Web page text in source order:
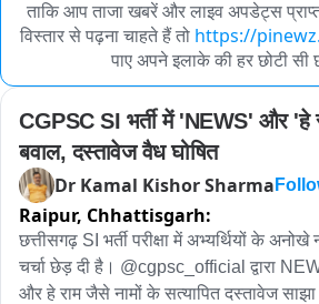
ताकि आप ताजा खबरें और लाइव अपडेट्स
विस्तार से पढ़ना चाहते हैं तो https://
पाए अपने इलाके की हर छोटी सी
CGPSC SI भर्ती में 'NEWS' और 'हे
बवाल, दस्तावेज वैध घोषित
Dr Kamal Kishor Sharma
Raipur, Chhattisgarh:
छत्तीसगढ़ SI भर्ती परीक्षा में अभ्यर्थियों के अनोखे
चर्चा छेड़ दी है। @cgpsc_official द्वारा
और हे राम जैसे नामों के सत्यापित दस्तावेज